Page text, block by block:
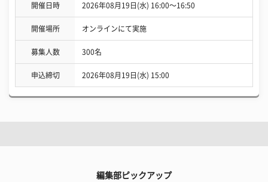
開催日時 2026年08月19日(水) 16:00〜16:50
開催場所 オンラインにて実施
募集人数 300名
申込締切 2026年08月19日(水) 15:00
編集部ピックアップ